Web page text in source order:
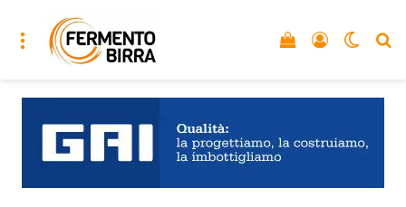
Menu Accedi
Vedi il carrello